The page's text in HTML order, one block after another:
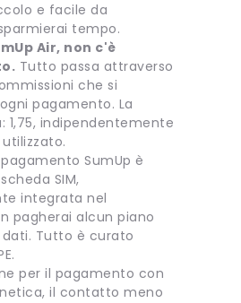
e facile da
tempo.
Air, non c'è
Tutto passa attraverso
che si
pagamento. La
1,75, indipendentemente
utilizzato.
SumUp è
SIM,
integrata nel
pagherai alcun piano
Tutto è curato
per il pagamento con
il contatto meno